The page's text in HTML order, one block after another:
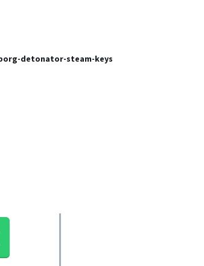
detonator-steam-keys